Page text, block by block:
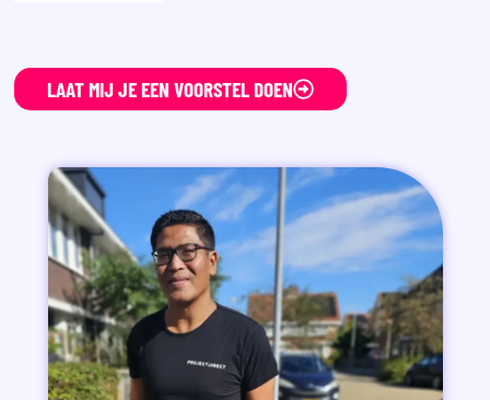
LAAT MIJ JE EEN VOORSTEL DOEN